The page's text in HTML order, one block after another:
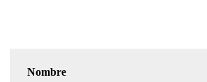
Nombre